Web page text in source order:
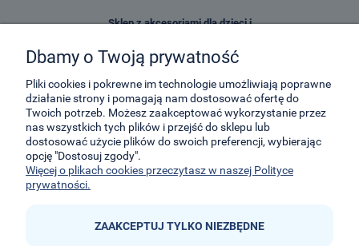
Sklep z akcesoriami dla dzieci i
29-Listopada 8
32-050 Skawina
kontakt@e-kidsplanet.com
+48 666-414-390
+48 666-414-383
Dbamy o Twoją prywatność
Pliki cookies i pokrewne im technologie umożliwiają poprawne
działanie strony i pomagają nam dostosować ofertę do
Twoich potrzeb. Możesz zaakceptować wykorzystanie przez
nas wszystkich tych plików i przejść do sklepu lub
dostosować użycie plików do swoich preferencji, wybierając
opcję "Dostosuj zgody".
Więcej o plikach cookies przeczytasz w naszej Polityce
prywatności.
ZAAKCEPTUJ TYLKO NIEZBĘDNE